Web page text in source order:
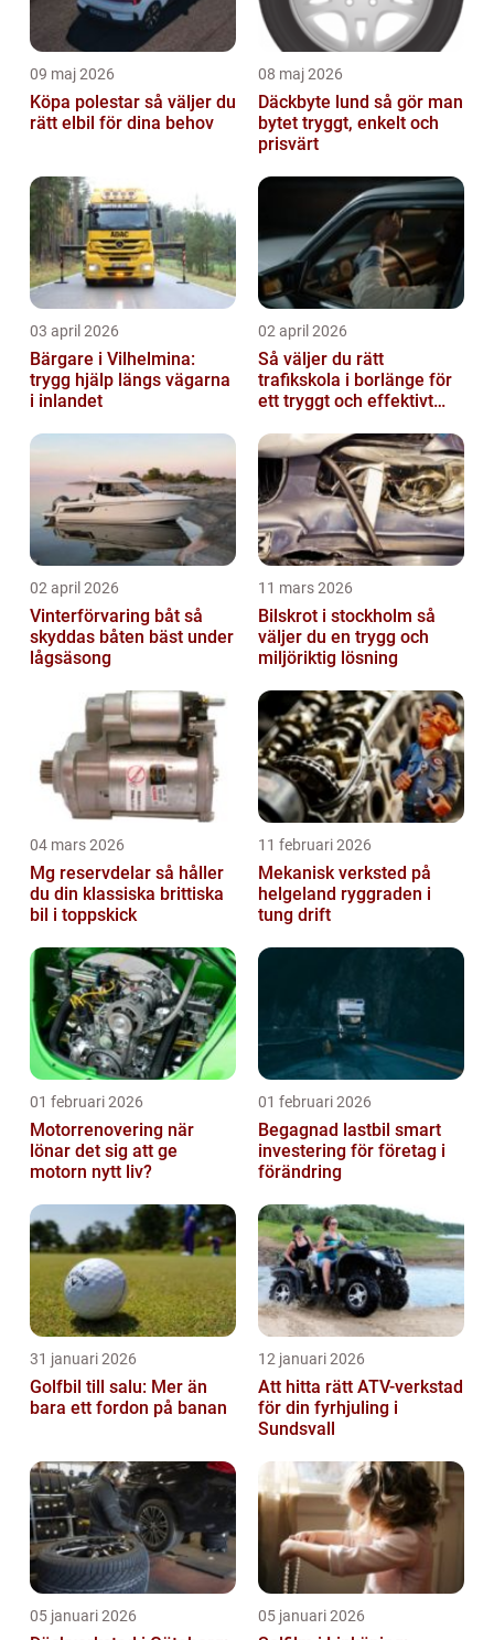
09 maj 2026
Köpa polestar så väljer du
rätt elbil för dina behov
08 maj 2026
Däckbyte lund så gör man
bytet tryggt, enkelt och
prisvärt
03 april 2026
Bärgare i Vilhelmina:
trygg hjälp längs vägarna
i inlandet
02 april 2026
Så väljer du rätt
trafikskola i borlänge för
ett tryggt och effektivt
02 april 2026
Vinterförvaring båt så
skyddas båten bäst under
lågsäsong
11 mars 2026
Bilskrot i stockholm så
väljer du en trygg och
miljöriktig lösning
04 mars 2026
Mg reservdelar så håller
du din klassiska brittiska
bil i toppskick
11 februari 2026
Mekanisk verksted på
helgeland ryggraden i
tung drift
01 februari 2026
Motorrenovering när
lönar det sig att ge
motorn nytt liv?
01 februari 2026
Begagnad lastbil smart
investering för företag i
förändring
31 januari 2026
Golfbil till salu: Mer än
bara ett fordon på banan
12 januari 2026
Att hitta rätt ATV-verkstad
för din fyrhjuling i
Sundsvall
05 januari 2026 05 januari 2026